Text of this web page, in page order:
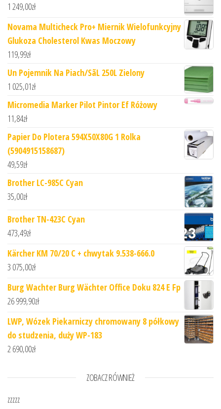
1 249,00zł
Novama Multicheck Pro+ Miernik Wielofunkcyjny
Glukoza Cholesterol Kwas Moczowy
119,99zł
Un Pojemnik Na Piach/SãL 250L Zielony
1 025,01zł
Micromedia Marker Pilot Pintor Ef Różowy
11,84zł
Papier Do Plotera 594X50X80G 1 Rolka
(5904915158687)
49,59zł
Brother LC-985C Cyan
35,00zł
Brother TN-423C Cyan
473,49zł
Kärcher KM 70/20 C + chwytak 9.538-666.0
3 075,00zł
Burg Wachter Burg Wächter Office Doku 824 E Fp
26 999,90zł
LWP, Wózek Piekarniczy chromowany 8 półkowy
do studzenia, duży WP-183
2 690,00zł
ZOBACZ RÓWNIEŻ
zzzzz